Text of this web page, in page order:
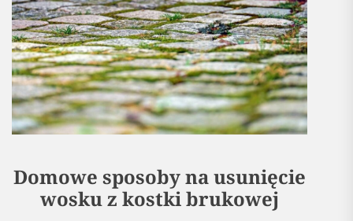
Domowe sposoby na usunięcie
wosku z kostki brukowej